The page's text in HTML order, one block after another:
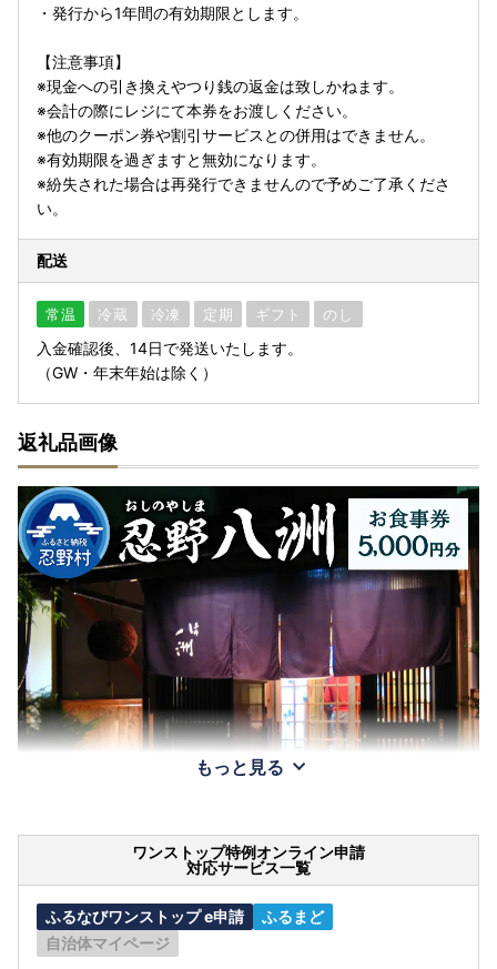
・発行から1年間の有効期限とします。
【注意事項】
※現金への引き換えやつり銭の返金は致しかねます。
※会計の際にレジにて本券をお渡しください。
※他のクーポン券や割引サービスとの併用はできません。
※有効期限を過ぎますと無効になります。
※紛失された場合は再発行できませんので予めご了承くださ
い。
配送
常温 冷蔵 冷凍 定期 ギフト のし
入金確認後、14日で発送いたします。
（GW・年末年始は除く）
返礼品画像
もっと見る
ワンストップ特例オンライン申請
対応サービス一覧
ふるなびワンストップ e申請
ふるまど
自治体マイページ